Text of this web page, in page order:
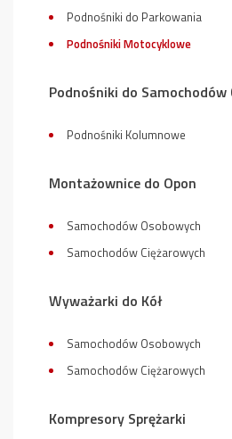
Podnośniki do Parkowania
Podnośniki Motocyklowe
Podnośniki do Samochodów
Podnośniki Kolumnowe
Montażownice do Opon
Samochodów Osobowych
Samochodów Ciężarowych
Wyważarki do Kół
Samochodów Osobowych
Samochodów Ciężarowych
Kompresory Sprężarki